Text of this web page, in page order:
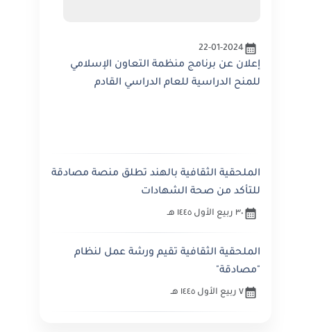
22-01-2024
إعلان عن برنامج منظمة التعاون الإسلامي
للمنح الدراسية للعام الدراسي القادم
الملحقية الثقافية بالهند تطلق منصة مصادقة
للتأكد من صحة الشهادات
٣٠ ربيع الأول ١٤٤٥ هـ
الملحقية الثقافية تقيم ورشة عمل لنظام
"مصادقة"
٧ ربيع الأول ١٤٤٥ هـ